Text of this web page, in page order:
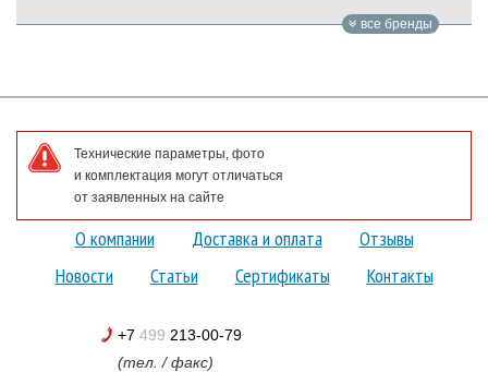
все бренды
Технические параметры, фото
и комплектация могут отличаться
от заявленных на сайте
О компании Доставка и оплата
Отзывы
Новости
Статьи Сертификаты Контакты
+7 499 213-00-79
(тел. / факс)